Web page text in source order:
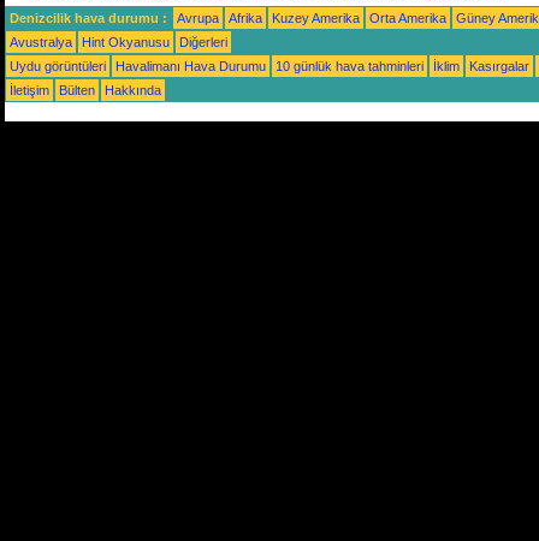
Denizcilik hava durumu : Avrupa Afrika Kuzey Amerika Orta Amerika
Güney
Avustralya
Hint Okyanusu
Diğerleri
Uydu görüntüleri
Havalimanı Hava Durumu 10 günlük hava tahminleri İklim
Kasırgalar
İletişim
Bülten Hakkında